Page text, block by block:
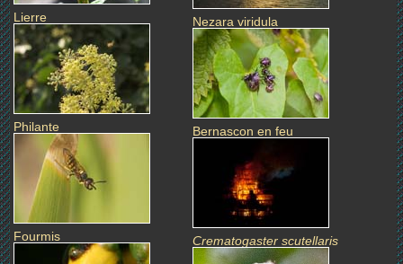
Lierre
Philante
Fourmis
Nezara viridula
Bernascon en feu
Crematogaster scutellaris